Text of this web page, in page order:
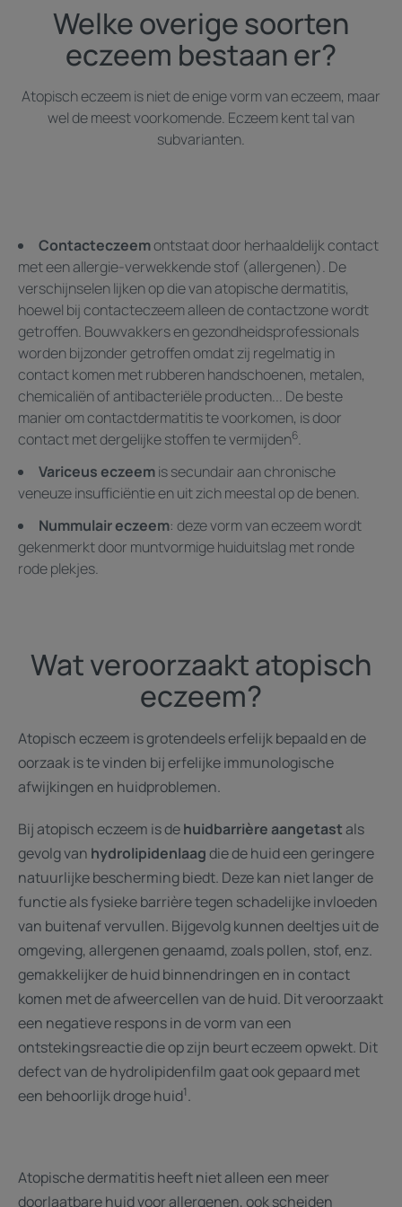
Welke overige soorten
eczeem bestaan er?
Atopisch eczeem is niet de enige vorm van eczeem, maar
wel de meest voorkomende. Eczeem kent tal van
subvarianten.
Contacteczeemontstaat door herhaaldelijk contact
met een allergie-verwekkende stof (allergenen). De
verschijnselen lijken op die van atopische dermatitis,
hoewel bij contacteczeem alleen de contactzone wordt
getroffen. Bouwvakkers en gezondheidsprofessionals
worden bijzonder getroffen omdat zij regelmatig in
contact komen met rubberen handschoenen, metalen,
chemicaliën of antibacteriële producten... De beste
manier om contactdermatitis te voorkomen, is door
contact met dergelijke stoffen te vermijden6.
Variceus eczeemis secundair aan chronische
veneuze insufficiëntie en uit zich meestal op de benen.
Nummulair eczeem: deze vorm van eczeem wordt
gekenmerkt door muntvormige huiduitslag met ronde
rode plekjes.
Wat veroorzaakt atopisch
eczeem?
Atopisch eczeem is grotendeels erfelijk bepaald en de
oorzaak is te vinden bij erfelijke immunologische
afwijkingen en huidproblemen.
Bij atopisch eczeem is dehuidbarrière aangetastals
gevolg van hydrolipidenlaagdie de huid een geringere
natuurlijke bescherming biedt. Deze kan niet langer de
functie als fysieke barrière tegen schadelijke invloeden
van buitenaf vervullen. Bijgevolg kunnen deeltjes uit de
omgeving, allergenen genaamd, zoals pollen, stof, enz.
gemakkelijker de huid binnendringen en in contact
komen met de afweercellen van de huid. Dit veroorzaakt
een negatieve respons in de vorm van een
ontstekingsreactie die op zijn beurt eczeem opwekt. Dit
defect van de hydrolipidenfilm gaat ook gepaard met
een behoorlijk droge huid1.
Atopische dermatitis heeft niet alleen een meer
doorlaatbare huid voor allergenen, ook scheiden